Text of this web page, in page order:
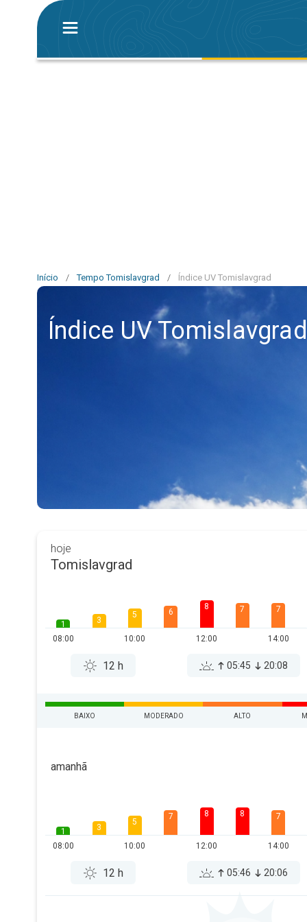
Início / Tempo Tomislavgrad / Índice UV Tomislavgrad
Índice UV Tomislavgrad
hoje
Tomislavgrad
1
08:00
3
5
10:00
6
8
12:00
7 7
14:00
12 h 05:45 20:08
BAIXO MODERADO ALTO
amanhã
1
08:00
3
5
10:00
7 8
12:00
8 7
14:00
12 h 05:46 20:06